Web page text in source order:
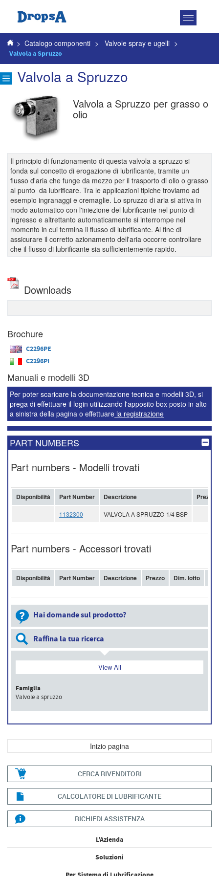
Attiva
> Catalogo componenti > Valvole spray e ugelli >
Valvola a Spruzzo
Valvola a Spruzzo
Valvola a Spruzzo per grasso o
olio
Il principio di funzionamento di questa valvola a spruzzo si
fonda sul concetto di erogazione di lubrificante, tramite un
flusso d'aria che funge da mezzo per il trasporto di olio o grasso
al punto da lubrificare. Tra le applicazioni tipiche troviamo ad
esempio ingranaggi e cremaglie. Lo spruzzo di aria si attiva in
modo automatico con l'iniezione del lubrificante nel punto di
ingresso e altrettanto automaticamente si interrompe nel
momento in cui termina il flusso di lubrificante. Al fine di
assicurare il corretto azionamento dell'aria occorre controllare
che il flusso di lubrificante sia sufficientemente rapido.
Downloads
Brochure
C2296PE
C2296PI
Manuali e modelli 3D
Per poter scaricare la documentazione tecnica e modelli 3D, si
prega di effettuare il login utilizzando l'apposito box posto in alto
a sinistra della pagina o effettuare la registrazione
PART NUMBERS
Part numbers - Modelli trovati
Disponibilità Part Number Descrizione Prezzo
1132300 VALVOLA A SPRUZZO-1/4 BSP
Part numbers - Accessori trovati
Disponibilità Part Number Descrizione Prezzo Dim. lotto
Hai domande sul prodotto?
Raffina la tua ricerca
View All
Famiglia
Valvole a spruzzo
Inizio pagina
CERCA RIVENDITORI
CALCOLATORE DI LUBRIFICANTE
RICHIEDI ASSISTENZA
L'Azienda
Soluzioni